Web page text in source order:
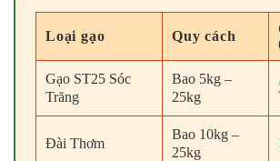
Loại gạo Quy cách
Gạo ST25 Sóc
Trăng
Bao 5kg –
25kg
Đài Thơm
Bao 10kg –
25kg